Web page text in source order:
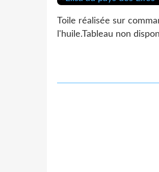
Toile réalisée sur
l'huile.Tableau non